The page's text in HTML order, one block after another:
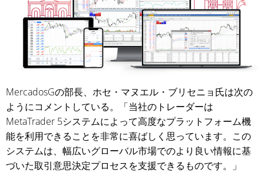
MercadosGの部長、ホセ・マヌエル・ブリセニョ氏は次の
ようにコメントしている。「当社のトレーダーは
MetaTrader 5システムによって高度なプラットフォーム機
能を利用できることを非常に喜ばしく思っています。この
システムは、幅広いグローバル市場でのより良い情報に基
づいた取引意思決定プロセスを支援できるものです。」